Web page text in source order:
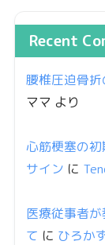
Recent
腰椎圧迫骨
ママ より
心筋梗塞の
サイン に
医療従事者
て に ひろか